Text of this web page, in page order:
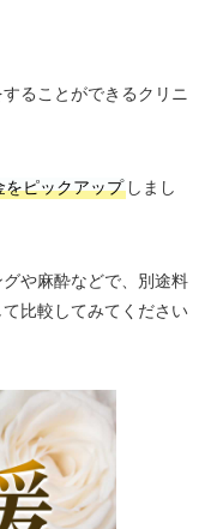
ることができるクリニ
をピックアップしまし
や麻酔などで、別途料
比較してみてください